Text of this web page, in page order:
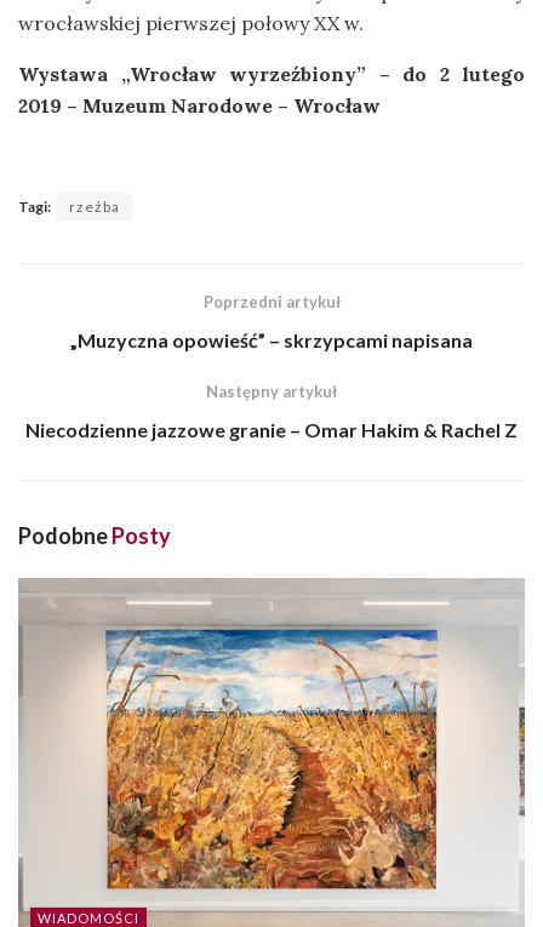
wrocławskiej pierwszej połowy XX w.
Wystawa „Wrocław wyrzeźbiony” – do 2 lutego
2019 – Muzeum Narodowe – Wrocław
Tagi: rzeźba
Poprzedni artykuł
„Muzyczna opowieść” – skrzypcami napisana
Następny artykuł
Niecodzienne jazzowe granie – Omar Hakim & Rachel Z
PodobnePosty
WIADOMOŚCI